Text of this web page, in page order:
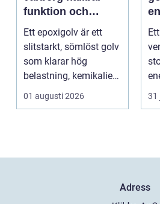
funktion och
snygg design i
samma lösning
Ett epoxigolv är ett
slitstarkt, sömlöst golv
som klarar hög
belastning, kemikalier
och väta utan at...
01 augusti 2026
s...
31
Adress